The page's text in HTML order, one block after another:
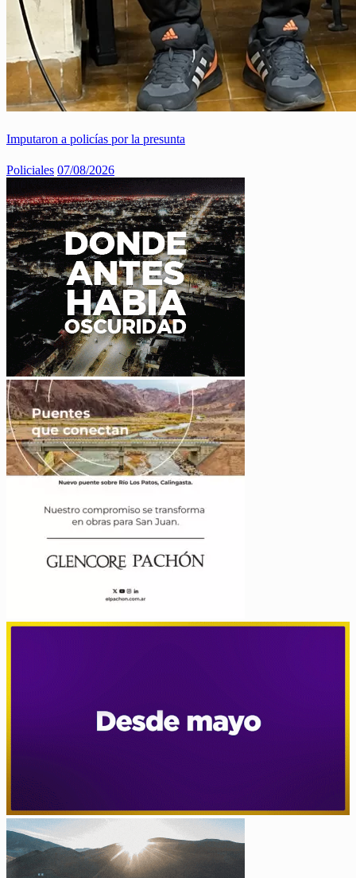
Imputaron a policías por la presunta
Policiales 07/08/2026